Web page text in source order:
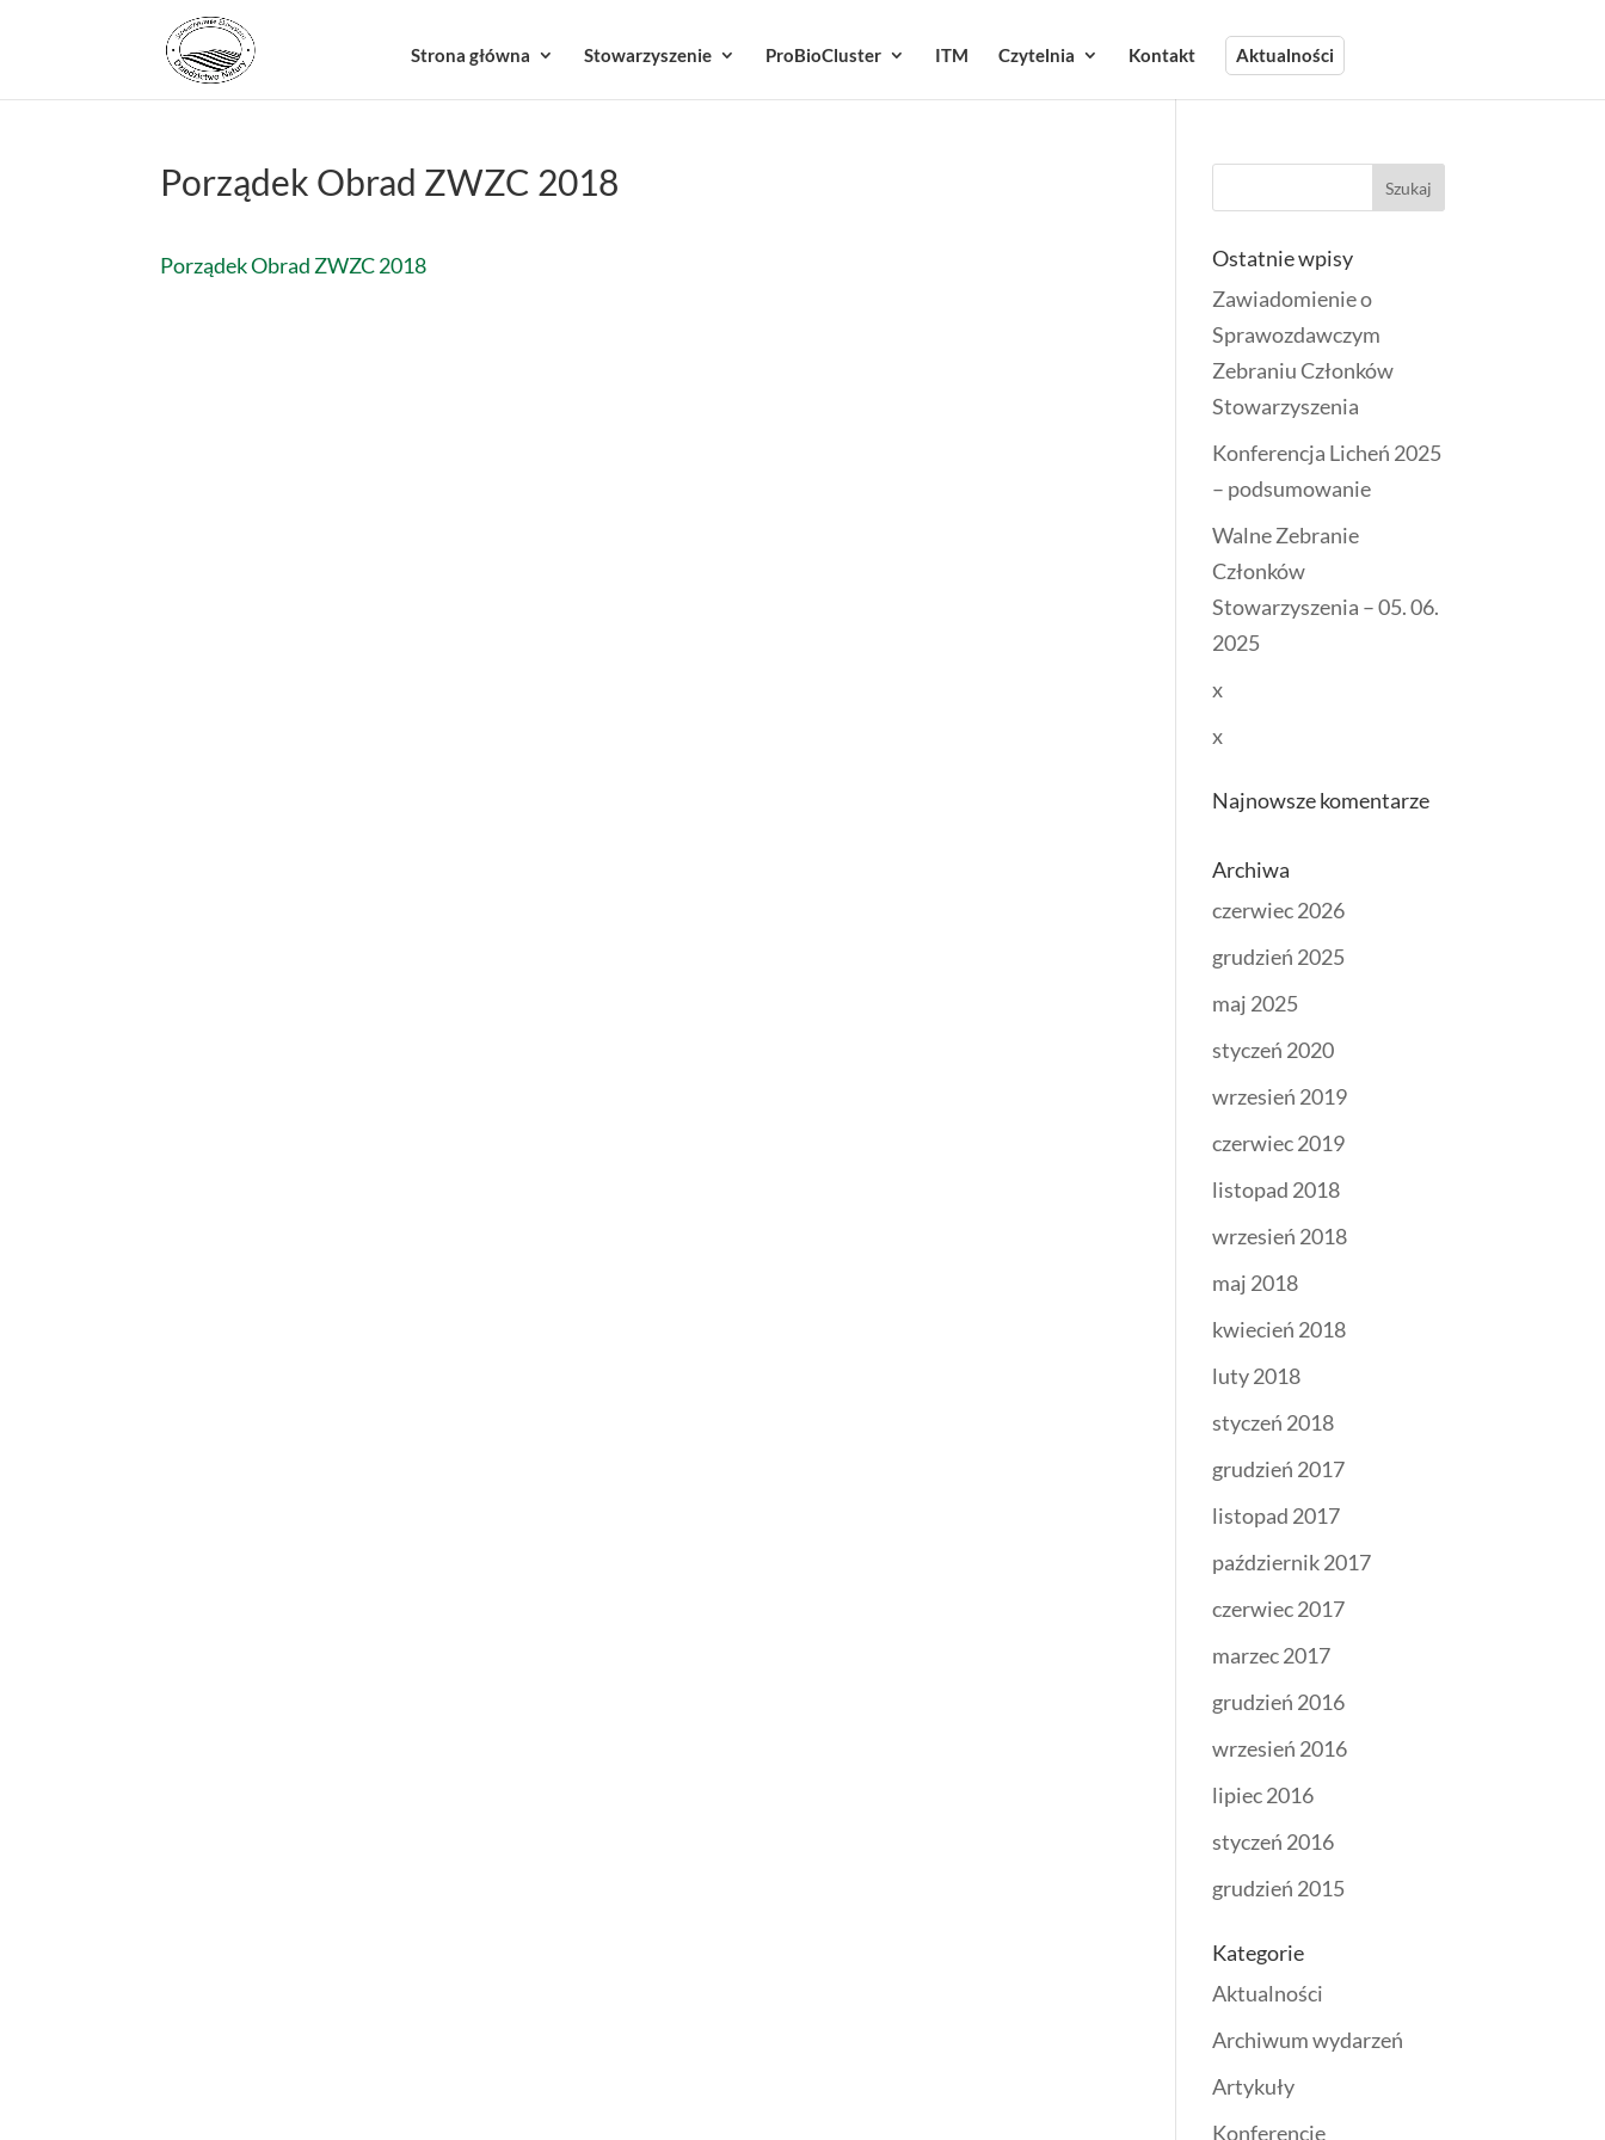
Strona główna Stowarzyszenie ProBioCluster ITM Czytelnia Kontakt Aktualności
Porządek Obrad ZWZC 2018
Porządek Obrad ZWZC 2018
Ostatnie wpisy
Zawiadomienie o
Sprawozdawczym
Zebraniu Członków
Stowarzyszenia
Konferencja Licheń 2025
– podsumowanie
Walne Zebranie
Członków
Stowarzyszenia – 05. 06.
2025
x
x
Najnowsze komentarze
Archiwa
czerwiec 2026
grudzień 2025
maj 2025
styczeń 2020
wrzesień 2019
czerwiec 2019
listopad 2018
wrzesień 2018
maj 2018
kwiecień 2018
luty 2018
styczeń 2018
grudzień 2017
listopad 2017
październik 2017
czerwiec 2017
marzec 2017
grudzień 2016
wrzesień 2016
lipiec 2016
styczeń 2016
grudzień 2015
Kategorie
Aktualności
Archiwum wydarzeń
Artykuły
Konferencje